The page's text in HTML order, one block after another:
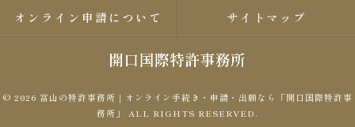
オンライン申請について サイトマップ
© 2026 富山の特許事務所｜オンライン手続き・申請・出願なら「開口国際特許事
務所」 ALL RIGHTS RESERVED.